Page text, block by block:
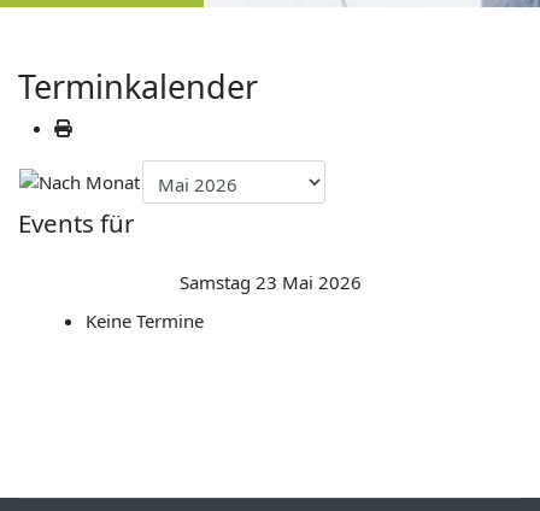
Terminkalender
Events für
Samstag 23 Mai 2026
Keine Termine